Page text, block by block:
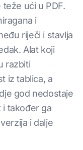
ući u PDF.
i
riječi i stavlja
Alat koji
razbiti
iz tablica, a
god nedostaje
također ga
i dalje